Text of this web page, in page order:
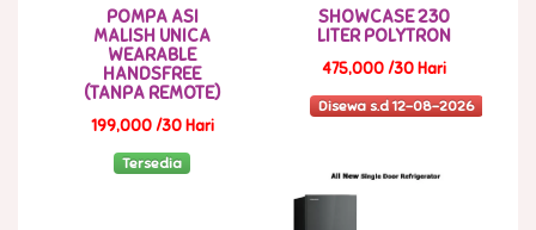
POMPA ASI
MALISH UNICA
WEARABLE
HANDSFREE
(TANPA REMOTE)
199,000 /30 Hari
Tersedia
SHOWCASE 230
LITER POLYTRON
475,000 /30 Hari
Disewa s.d 12-08-2026